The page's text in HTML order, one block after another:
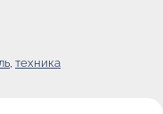
, техника